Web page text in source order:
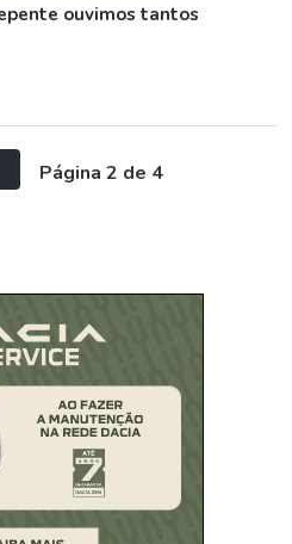
ouvimos tantos
Página 2 de 4